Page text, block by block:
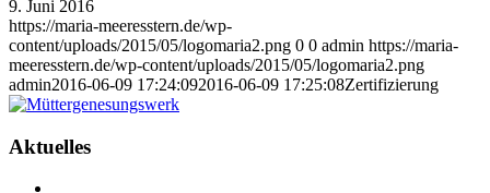
9. Juni 2016
https://maria-meeresstern.de/wp-
content/uploads/2015/05/logomaria2.png 0 0 admin https://maria-
meeresstern.de/wp-content/uploads/2015/05/logomaria2.png
admin2016-06-09 17:24:092016-06-09 17:25:08Zertifizierung
Aktuelles